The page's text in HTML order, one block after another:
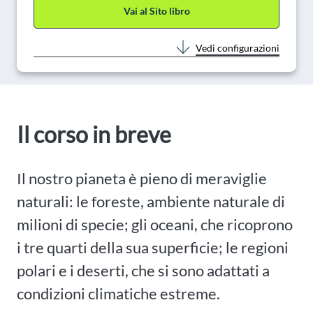
Vai al Sito libro
Vedi configurazioni
Il corso in breve
Il nostro pianeta è pieno di meraviglie
naturali: le foreste, ambiente naturale di
milioni di specie; gli oceani, che ricoprono
i tre quarti della sua superficie; le regioni
polari e i deserti, che si sono adattati a
condizioni climatiche estreme.